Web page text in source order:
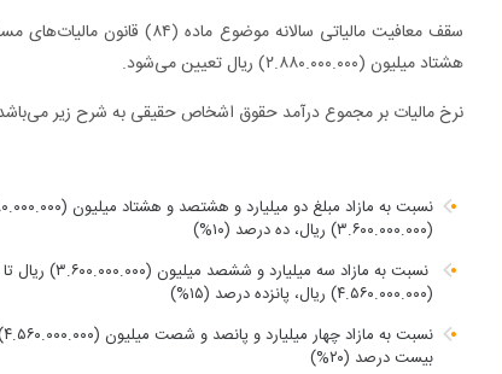
هشتاد میلیون (۲.۸۸۰.۰۰۰.۰۰۰) ریال تعیین می‌شود.
نرخ مالیات بر مجموع درآمد حقوق اشخاص حقیقی به شرح زیر
(۳.۶۰۰.۰۰۰.۰۰۰) ریال، ده درصد (۱۰%)
نسبت به مازاد سه
(۴.۵۶۰.۰۰۰.۰۰۰) ریال، پانزده درصد (۱۵%)
بیست درصد (۲۰%)